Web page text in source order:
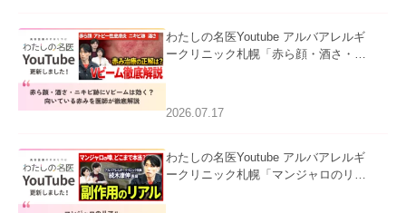
わたしの名医Youtube アルバアレルギ
ークリニック札幌「赤ら顔・酒さ・ニ
ました。
2026.07.17
わたしの名医Youtube アルバアレルギ
ークリニック札幌「マンジャロのリア